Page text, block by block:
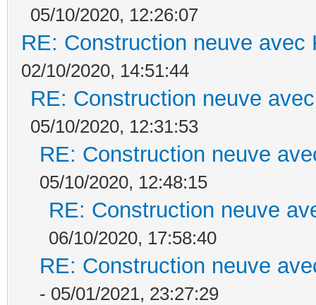
05/10/2020, 12:26:07
RE: Construction neuve avec
02/10/2020, 14:51:44
RE: Construction neuve
05/10/2020, 12:31:53
RE: Construction neuve
05/10/2020, 12:48:15
RE: Construction neuve
06/10/2020, 17:58:40
RE: Construction neuve
- 05/01/2021, 23:27:29